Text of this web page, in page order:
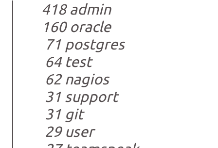
418 admin
160 oracle
71 postgres
64 test
62 nagios
31 support
31 git
29 user